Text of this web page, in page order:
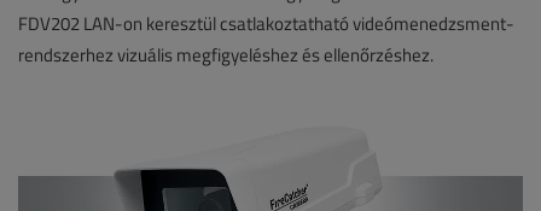
FDV202 LAN-on keresztül csatlakoztatható videómenedzsment-
rendszerhez vizuális megfigyeléshez és ellenőrzéshez.